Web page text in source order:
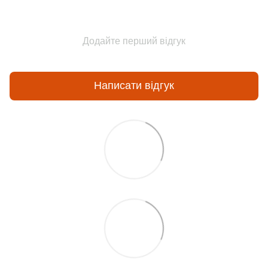
Додайте перший відгук
Написати відгук